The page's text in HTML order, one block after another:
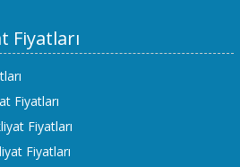
Fiyatları
Fiyatları
Fiyatları
Fiyatları